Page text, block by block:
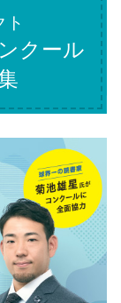
ト
クール